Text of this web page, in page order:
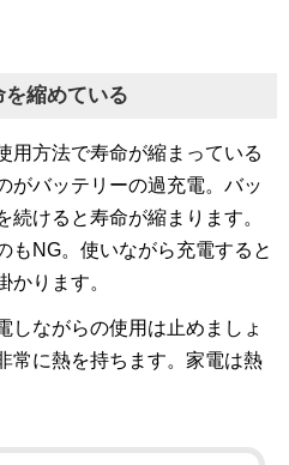
縮めている
用方法で寿命が縮まっている
がバッテリーの過充電。バッ
けると寿命が縮まります。
もNG。使いながら充電すると
かります。
しながらの使用は止めましょ
常に熱を持ちます。家電は熱